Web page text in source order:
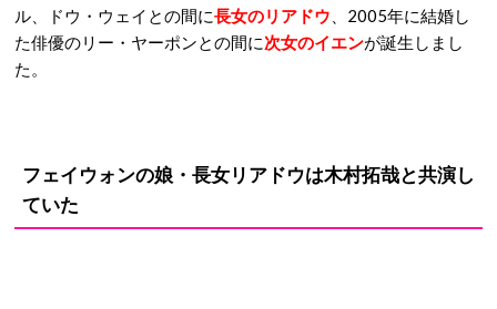
ル、ドウ・ウェイとの間に長女のリアドウ 、2005年に結婚し
た俳優のリー・ヤーポンとの間に次女のイエンが誕生しまし
た。
フェイウォンの娘・長女リアドウは木村拓哉と共演し
ていた